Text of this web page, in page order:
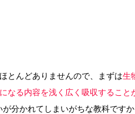
とんどありませんので、まずは生
なる内容を浅く広く吸収すること
分かれてしまいがちな教科です